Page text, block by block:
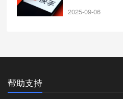
2025-09-06
帮助支持